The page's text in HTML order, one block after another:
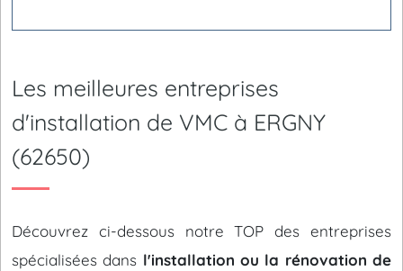
Les meilleures entreprises
d'installation de VMC à ERGNY
(62650)
Découvrez ci-dessous notre TOP des entreprises
spécialisées dans l'installation ou la rénovation de